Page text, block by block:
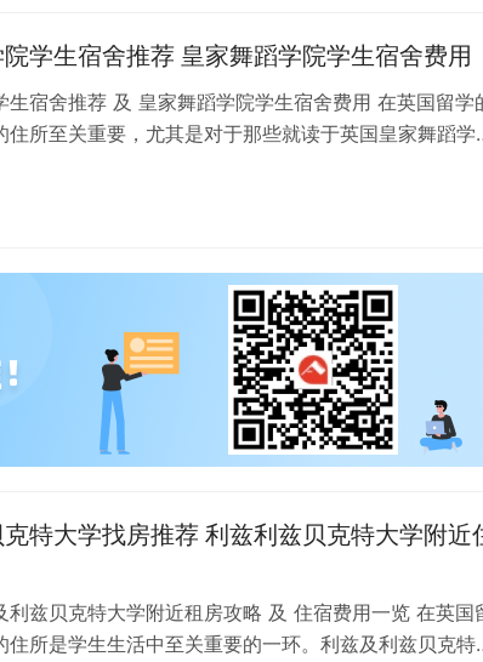
学生宿舍推荐 皇家舞蹈学院学生宿舍费用
生宿舍推荐 及 皇家舞蹈学院学生宿舍费用 在英国留学
住所至关重要，尤其是对于那些就读于英国皇家舞蹈学
特大学找房推荐 利兹利兹贝克特大学附近
利兹贝克特大学附近租房攻略 及 住宿费用一览 在英国
住所是学生生活中至关重要的一环。利兹及利兹贝克特